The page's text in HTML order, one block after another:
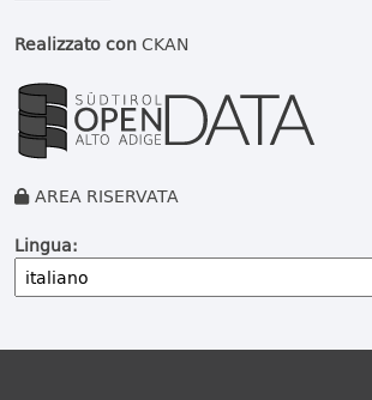
Realizzato conCKAN
AREA RISERVATA
Lingua